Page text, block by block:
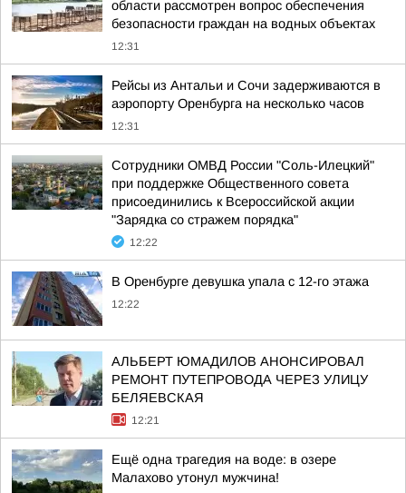
области рассмотрен вопрос обеспечения
безопасности граждан на водных объектах
12:31
Рейсы из Антальи и Сочи задерживаются в
аэропорту Оренбурга на несколько часов
12:31
Сотрудники ОМВД России "Соль-Илецкий"
при поддержке Общественного совета
присоединились к Всероссийской акции
"Зарядка со стражем порядка"
12:22
В Оренбурге девушка упала с 12-го этажа
12:22
АЛЬБЕРТ ЮМАДИЛОВ АНОНСИРОВАЛ
РЕМОНТ ПУТЕПРОВОДА ЧЕРЕЗ УЛИЦУ
БЕЛЯЕВСКАЯ
12:21
Ещё одна трагедия на воде: в озере
Малахово утонул мужчина!